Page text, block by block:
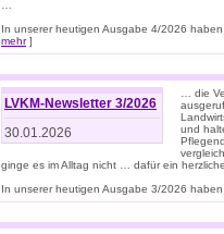
In unserer heutigen Ausgabe 4/2026
mehr]
LVKM-Newsletter 3/2026
30.01.2026
… die
und
ginge es im Alltag nicht … dafür ein
In unserer heutigen Ausgabe 3/2026